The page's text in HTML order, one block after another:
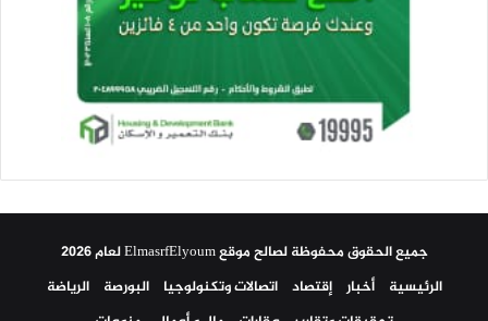
جميع الحقوق محفوظة لصالح موقع ElmasrfElyoum لعام 2026
الرئيسية
أخبار إقتصاد اتصالات وتكنولوجيا البورصة
الرياضة